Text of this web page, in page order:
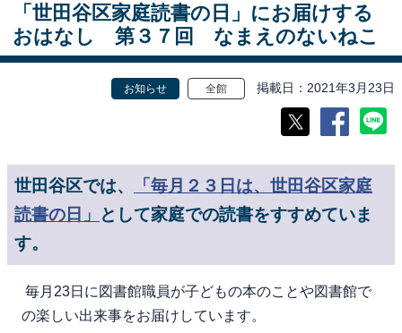
「世田谷区家庭読書の日」にお届けする
おはなし 第３７回 なまえのないねこ
お知らせ 全館 掲載日 2021年3月23日
世田谷区では、
「毎月２３日は、世田谷区家庭
読書の日」
として家庭での読書をすすめていま
す。
毎月23日に図書館職員が子どもの本のことや図書館で
の楽しい出来事をお届けしています。